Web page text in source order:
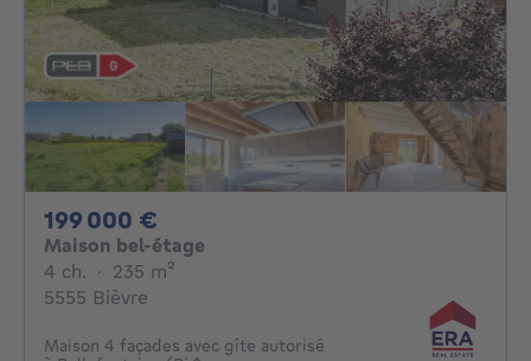
199 000 €
Maison bel-étage
4 ch. 4 chambres
· 235 m²
5555 Bièvre
Maison 4 façades avec gîte autorisé